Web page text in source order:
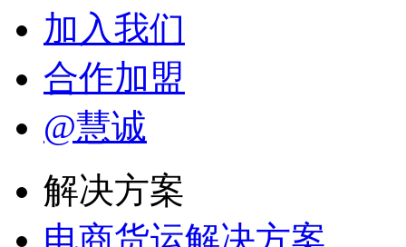
加入我们
合作加盟
@慧诚
解决方案
电商货运解决方案